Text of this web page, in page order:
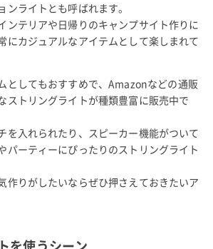
ライトとも呼ばれます。
ンテリアや日帰りのキャンプサイト作りに
にカジュアルなアイテムとして楽しまれて
としてもおすすめで、Amazonなどの通販
ストリングライトが種類豊富に販売中で
を入れられたり、スピーカー機能がついて
パーティーにぴったりのストリングライト
作りがしたいならぜひ押さえておきたいア